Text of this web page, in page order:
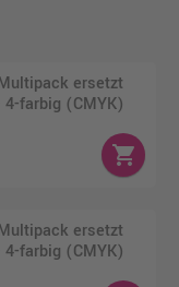
ersetzt
4-farbig (CMYK)
shopping_cart
ersetzt
4-farbig (CMYK)